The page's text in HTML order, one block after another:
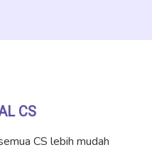
CS
CS lebih mudah